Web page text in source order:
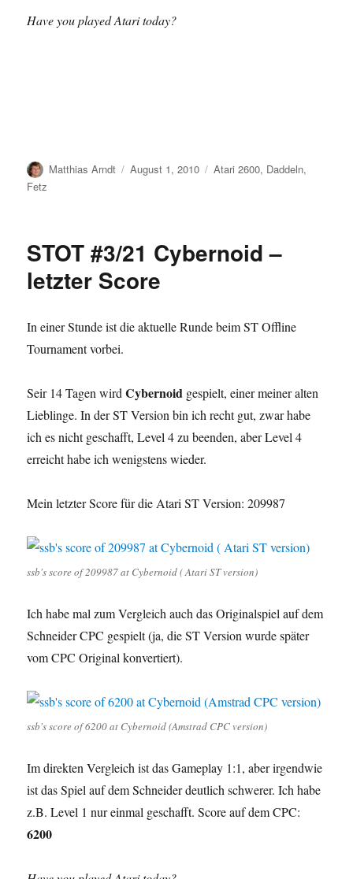
Have you played Atari today?
Author
Matthias Arndt
Posted
August 1, 2010 Categories
Atari 2600, Daddeln,
Fetz
STOT #3/21 Cybernoid –
letzter Score
In einer Stunde ist die aktuelle Runde beim ST Offline
Tournament vorbei.
Seir 14 Tagen wirdCybernoid gespielt, einer meiner alten
Lieblinge. In der ST Version bin ich recht gut, zwar habe
ich es nicht geschafft, Level 4 zu beenden, aber Level 4
erreicht habe ich wenigstens wieder.
Mein letzter Score für die Atari ST Version: 209987
ssb's score of 209987 at Cybernoid ( Atari ST version)
Ich habe mal zum Vergleich auch das Originalspiel auf dem
Schneider CPC gespielt (ja, die ST Version wurde später
vom CPC Original konvertiert).
ssb's score of 6200 at Cybernoid (Amstrad CPC version)
Im direkten Vergleich ist das Gameplay 1:1, aber irgendwie
ist das Spiel auf dem Schneider deutlich schwerer. Ich habe
z.B. Level 1 nur einmal geschafft. Score auf dem CPC:
6200